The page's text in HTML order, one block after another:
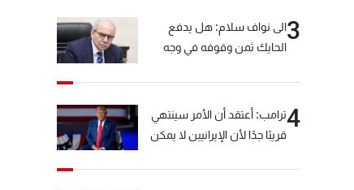
3الى نواف سلام: هل يدفع
الحايك ثمن وقوفه في وجه
4ترامب: أعتقد أن الأمر سينتهي
قريبًا جدًا لأن الإيرانيين لا يمكن